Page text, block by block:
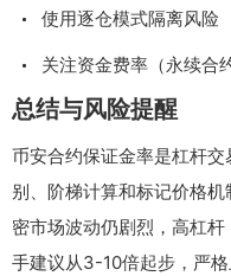
使用逐仓模式隔离风险
关注资金费率（永续合
总结与风险提醒
币安合约保证金率是杠杆
别、阶梯计算和标记价格
密市场波动仍剧烈，高杠
手建议从3-10倍起步，严